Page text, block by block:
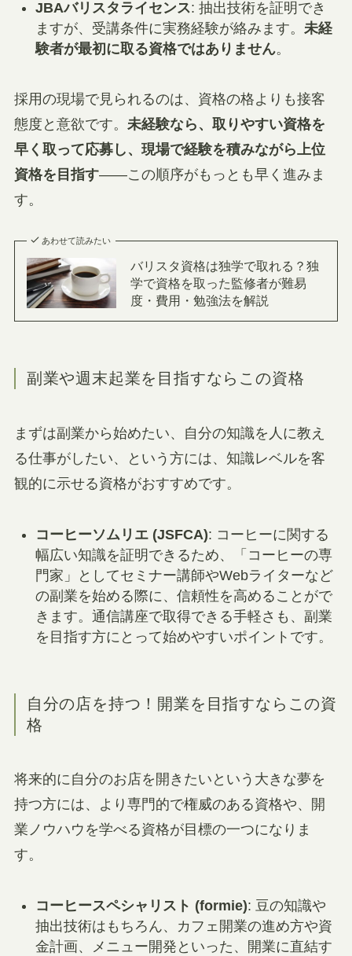
JBAバリスタライセンス: 抽出技術を証明でき
ますが、受講条件に実務経験が絡みます。 未経
験者が最初に取る資格ではありません。
採用の現場で見られるのは、資格の格よりも接客
態度と意欲です。 未経験なら、取りやすい資格を
早く取って応募し、現場で経験を積みながら上位
資格を目指す——この順序がもっとも早く進みま
す。
あわせて読みたい
バリスタ資格は独学で取れる？独
学で資格を取った監修者が難易
度・費用・勉強法を解説
副業や週末起業を目指すならこの資格
まずは副業から始めたい、自分の知識を人に教え
る仕事がしたい、という方には、知識レベルを客
観的に示せる資格がおすすめです。
コーヒーソムリエ (JSFCA): コーヒーに関する
幅広い知識を証明できるため、「コーヒーの専
門家」としてセミナー講師やWebライターなど
の副業を始める際に、信頼性を高めることがで
きます。通信講座で取得できる手軽さも、副業
を目指す方にとって始めやすいポイントです。
自分の店を持つ！開業を目指すならこの資
格
将来的に自分のお店を開きたいという大きな夢を
持つ方には、より専門的で権威のある資格や、開
業ノウハウを学べる資格が目標の一つになりま
す。
コーヒースペシャリスト (formie): 豆の知識や
抽出技術はもちろん、カフェ開業の進め方や資
金計画、メニュー開発といった、開業に直結す